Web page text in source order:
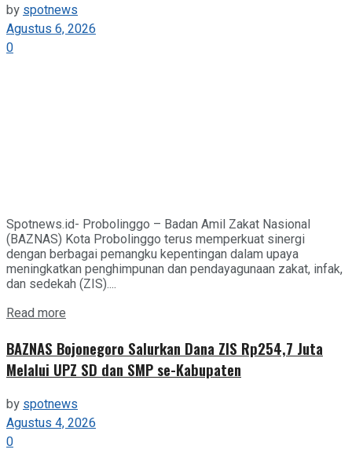
byspotnews
Agustus 6, 2026
0
Spotnews.id- Probolinggo – Badan Amil Zakat Nasional
(BAZNAS) Kota Probolinggo terus memperkuat sinergi
dengan berbagai pemangku kepentingan dalam upaya
meningkatkan penghimpunan dan pendayagunaan zakat, infak,
dan sedekah (ZIS)....
Read more
BAZNAS Bojonegoro Salurkan Dana ZIS Rp254,7 Juta
Melalui UPZ SD dan SMP se-Kabupaten
by spotnews
Agustus 4, 2026
0